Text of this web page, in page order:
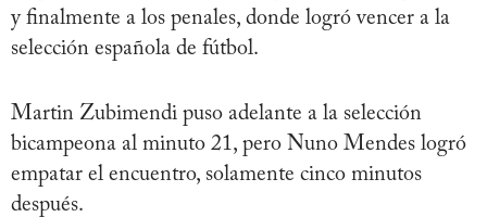
y finalmente a los penales, donde logró vencer a la
selección española de fútbol.
Martin Zubimendi puso adelante a la selección
bicampeona al minuto 21, pero Nuno Mendes logró
empatar el encuentro, solamente cinco minutos
después.